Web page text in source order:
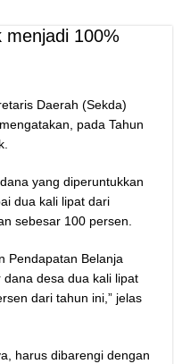
menjadi 100%
Daerah (Sekda)
pada Tahun
yang diperuntukkan
dua kali lipat dari
sebesar 100 persen.
Pendapatan Belanja
desa dua kali lipat
dari tahun ini,” jelas
harus dibarengi dengan